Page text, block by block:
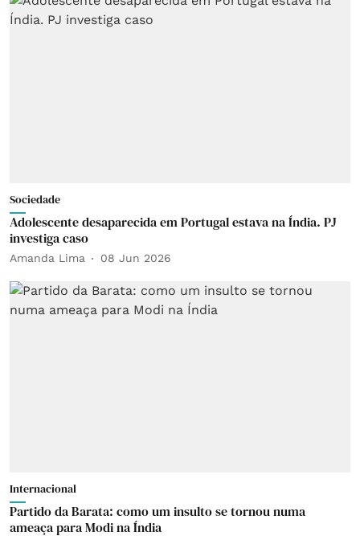
Sociedade
Adolescente desaparecida em Portugal estava na Índia. PJ
investiga caso
Amanda Lima 08 Jun 2026
Internacional
Partido da Barata: como um insulto se tornou numa
ameaça para Modi na Índia